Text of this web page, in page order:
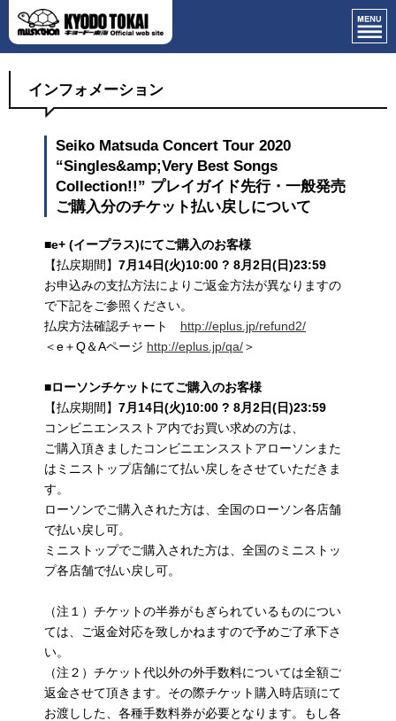
インフォメーション
Seiko Matsuda Concert Tour 2020
“Singles&amp;Very Best Songs
Collection!!” プレイガイド先行・一般発売
ご購入分のチケット払い戻しについて
■e+ (イープラス)にてご購入のお客様
【払戻期間】 7月 14日(火)10:00 ? 8月 2日(日)23:59
お申込みの支払方法によりご返金方法が異なりますの
で下記をご参照ください。
払戻方法確認チャート http://eplus.jp/refund2/
＜e＋Q＆Aページ http://eplus.jp/qa/＞
■ローソンチケットにてご購入のお客様
【払戻期間】 7月 14日(火)10:00 ? 8月 2日(日)23:59
コンビニエンスストア内でお買い求めの方は、
ご購入頂きましたコンビニエンスストアローソンまた
はミニストップ店舗にて払い戻しをさせていただきま
す。
ローソンでご購入された方は、全国のローソン各店舗
で払い戻し可。
ミニストップでご購入された方は、全国のミニストッ
プ各店舗で払い戻し可。
（注１）チケットの半券がもぎられているものについ
ては、ご返金対応を致しかねますので予めご了承下さ
い。
（注２）チケット代以外の外手数料については全額ご
返金させて頂きます。その際チケット購入時店頭にて
お渡しした、各種手数料券が必要となります。もし各